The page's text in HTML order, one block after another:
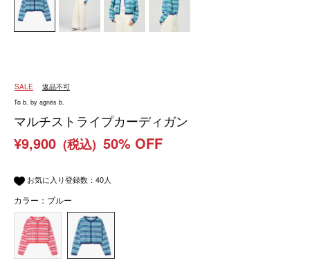
SALE 返品不可
To b. by agnès b.
マルチストライプカーディガン
¥9,900 (税込) 50% OFF
お気に入り登録数： 40人
カラー：ブルー